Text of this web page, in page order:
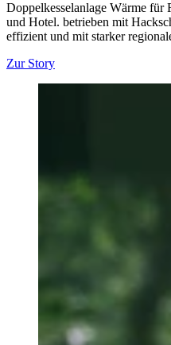
Doppelkesselanlage Wärme für
und Hotel. betrieben mit
effizient und mit starker
Zur Story